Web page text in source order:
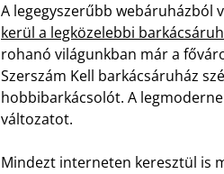
A legegyszerűbb webáruházból
kerül a legközelebbi
rohanó világunkban már a
Szerszám Kell barkácsáruház
hobbibarkácsolót. A
változatot.
Mindezt interneten keresztül is